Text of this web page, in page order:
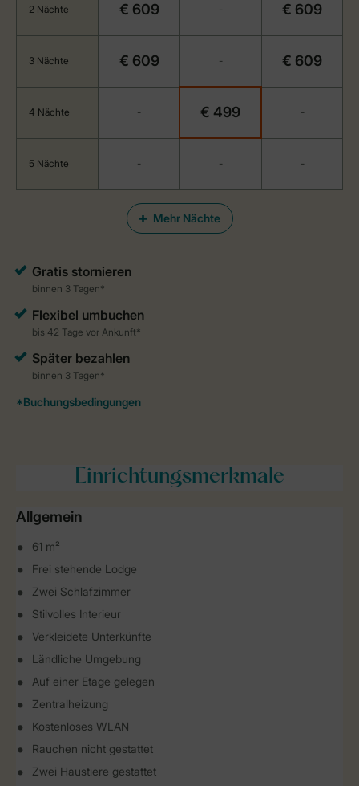
Mehr Nächte
2 Nächte € 609 - € 609
3 Nächte € 609 - € 609
4 Nächte - € 499 -
5 Nächte - - -
Einrichtungsmerkmale
Allgemein
61 m²
Frei stehende Lodge
Zwei Schlafzimmer
Stilvolles Interieur
Verkleidete Unterkünfte
Ländliche Umgebung
Auf einer Etage gelegen
Zentralheizung
Kostenloses WLAN
Rauchen nicht gestattet
Zwei Haustiere gestattet